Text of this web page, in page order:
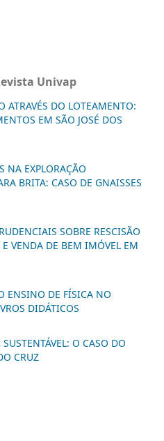
Univap
ATRAVÉS DO LOTEAMENTO:
EM SÃO JOSÉ DOS
NA EXPLORAÇÃO
BRITA: CASO DE GNAISSES
SOBRE RESCISÃO
VENDA DE BEM IMÓVEL EM
ENSINO DE FÍSICA NO
DIDÁTICOS
O CASO DO
CRUZ